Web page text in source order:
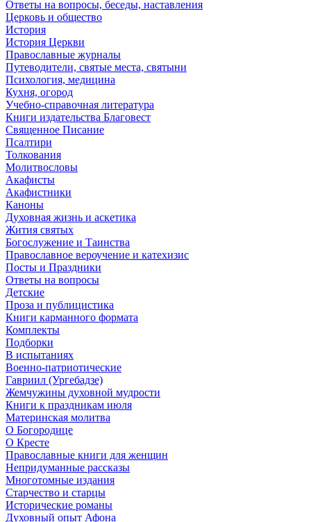
Ответы на вопросы, беседы, наставления
Церковь и общество
История
История Церкви
Православные журналы
Путеводители, святые места, святыни
Психология, медицина
Кухня, огород
Учебно-справочная литература
Книги издательства Благовест
Священное Писание
Псалтири
Толкования
Молитвословы
Акафисты
Акафистники
Каноны
Духовная жизнь и аскетика
Жития святых
Богослужение и Таинства
Православное вероучение и катехизис
Посты и Праздники
Ответы на вопросы
Детские
Проза и публицистика
Книги карманного формата
Комплекты
Подборки
В испытаниях
Военно-патриотические
Гавриил (Ургебадзе)
Жемчужины духовной мудрости
Книги к праздникам июля
Материнская молитва
О Богородице
О Кресте
Православные книги для женщин
Непридуманные рассказы
Многотомные издания
Старчество и старцы
Исторические романы
Духовный опыт Афона